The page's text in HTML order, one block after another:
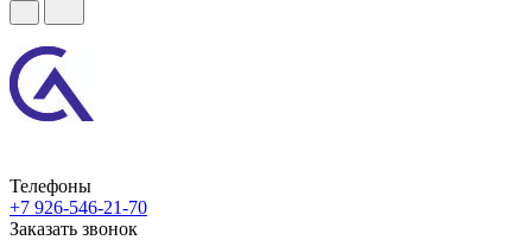
Телефоны
+7 926-546-21-70
Заказать звонок